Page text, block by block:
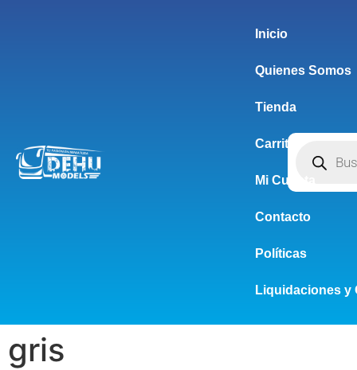
Inicio
Quienes Somos
Tienda
Carrito
Mi Cuenta
Contacto
Políticas
Liquidaciones y
gris